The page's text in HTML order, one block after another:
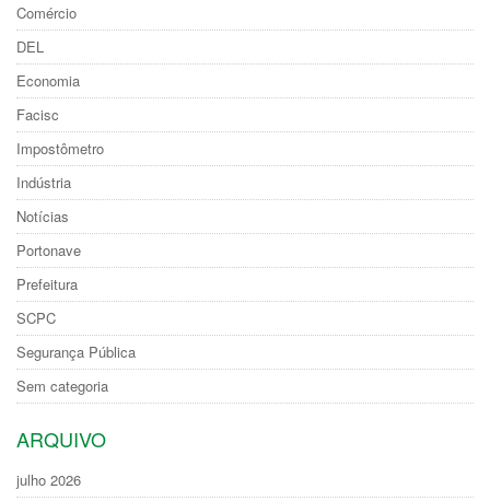
Comércio
DEL
Economia
Facisc
Impostômetro
Indústria
Notícias
Portonave
Prefeitura
SCPC
Segurança Pública
Sem categoria
ARQUIVO
julho 2026